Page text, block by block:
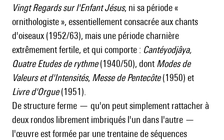
Vingt Regards sur l'Enfant Jésus, ni sa période «
ornithologiste », essentiellement consacrée aux chants
d'oiseaux (1952/63), mais une période charnière
extrêmement fertile, et qui comporte : Cantéyodjâya,
Quatre Etudes de rythme(1940/50), dont Modes de
Valeurs et d'Intensités, Messe de Pentecôte(1950) et
Livre d'Orgue(1951).
De structure ferme — qu'on peut simplement rattacher à
deux rondos librement imbriqués l'un dans l'autre —
l'œuvre est formée par une trentaine de séquences